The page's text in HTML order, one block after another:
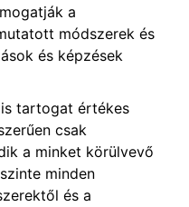
a
módszerek és
és képzések
tartogat értékes
csak
a minket körülvevő
minden
és a